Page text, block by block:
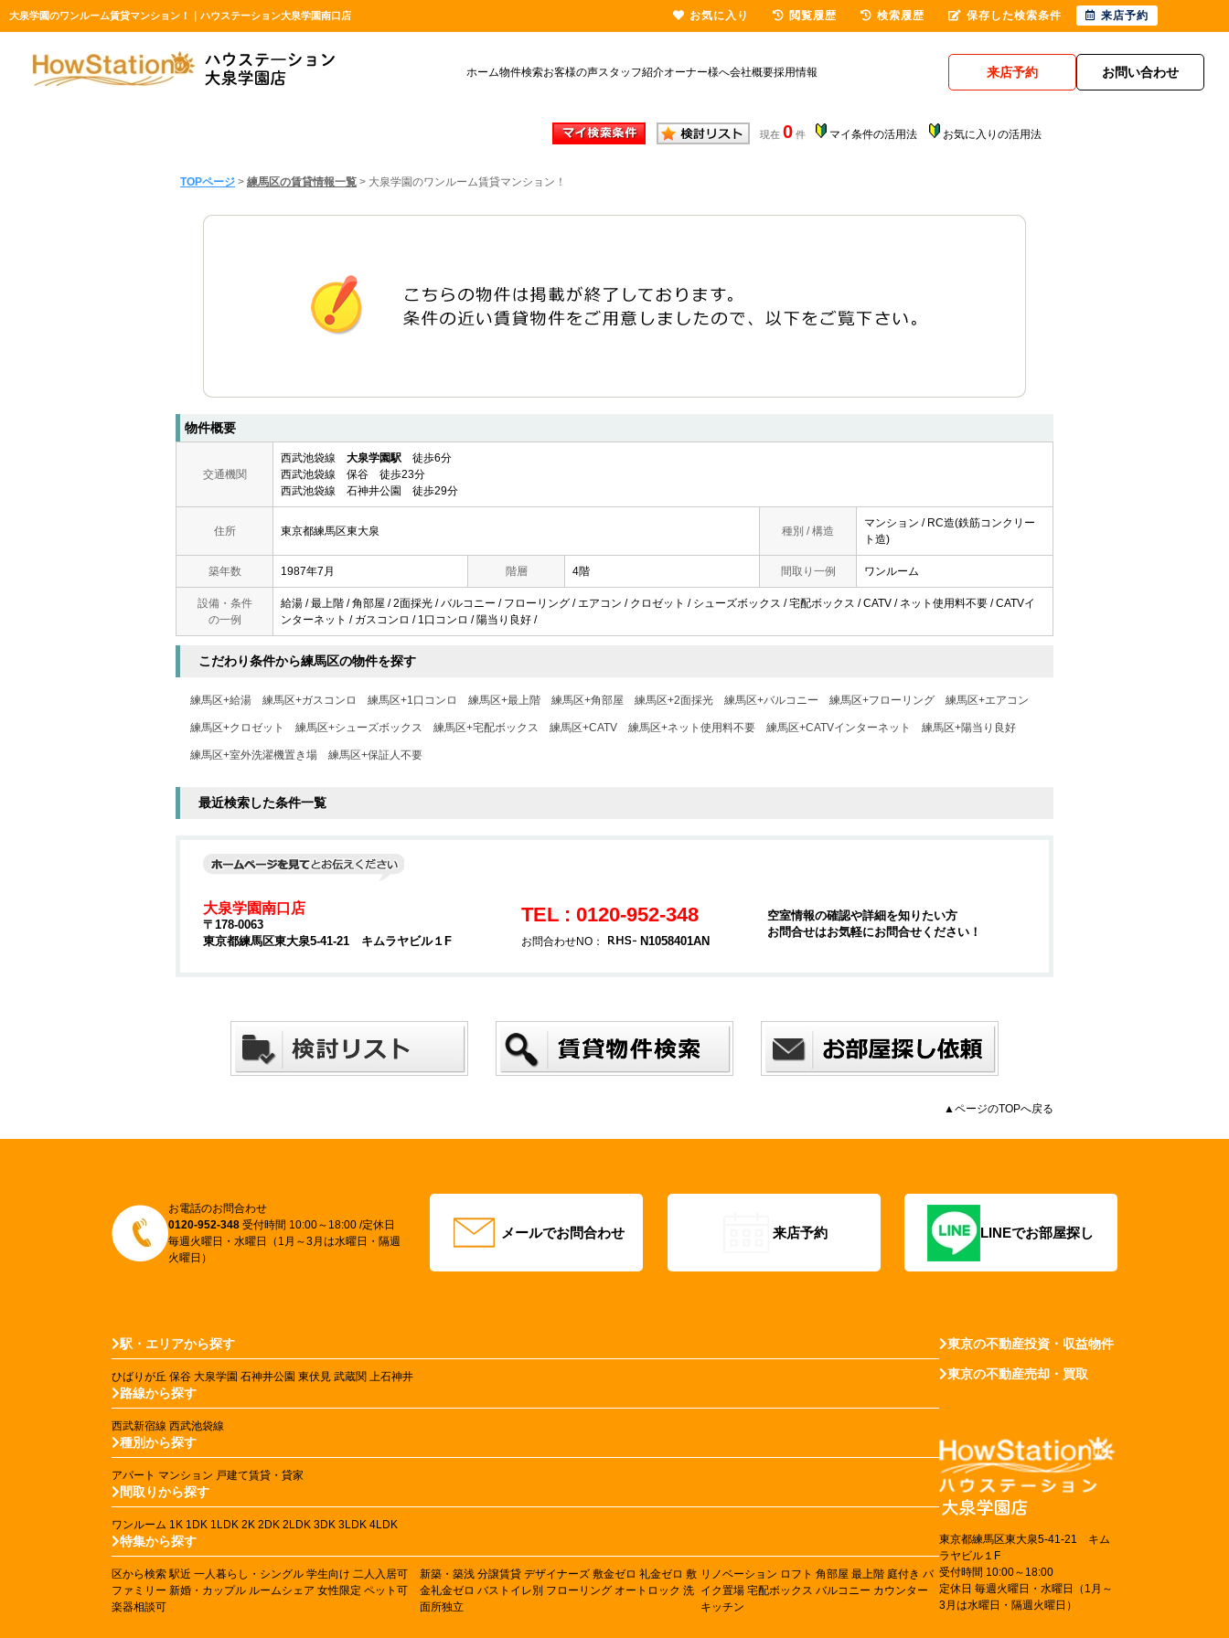
大泉学園のワンルーム賃貸マンション！｜ハウステーション大泉学園南口店
ホーム物件検索お客様の声スタッフ紹介オーナー様へ会社概要採用情報 来店予約 お問い合わせ
現在 0 件 マイ条件の活用法 お気に入りの活用法
TOPページ > 練馬区の賃貸情報一覧 > 大泉学園のワンルーム賃貸マンション！
物件概要
交通機関
西武池袋線 大泉学園駅 徒歩6分
西武池袋線 保谷 徒歩23分
西武池袋線 石神井公園 徒歩29分
住所 東京都練馬区東大泉 種別 / 構造
マンション / RC造(鉄筋コンクリー
ト造)
築年数 1987年7月 階層 4階 間取り一例 ワンルーム
設備・条件
の一例
給湯 / 最上階 / 角部屋 / 2面採光 / バルコニー / フローリング / エアコン / クロゼット / シューズボックス / 宅配ボックス / CATV / ネット使用料不要 / CATVイ
ンターネット / ガスコンロ / 1口コンロ / 陽当り良好 /
こだわり条件から練馬区の物件を探す
練馬区+給湯 練馬区+ガスコンロ 練馬区+1口コンロ 練馬区+最上階 練馬区+角部屋 練馬区+2面採光 練馬区+バルコニー 練馬区+フローリング 練馬区+エアコン
練馬区+クロゼット 練馬区+シューズボックス 練馬区+宅配ボックス 練馬区+CATV 練馬区+ネット使用料不要 練馬区+CATVインターネット 練馬区+陽当り良好
練馬区+室外洗濯機置き場 練馬区+保証人不要
最近検索した条件一覧
大泉学園南口店
〒178-0063
東京都練馬区東大泉5-41-21 キムラヤビル１F
TEL : 0120-952-348
お問合わせNO： N1058401AN
空室情報の確認や詳細を知りたい方
お問合せはお気軽にお問合せください！
▲ページのTOPへ戻る
お電話のお問合わせ
0120-952-348 受付時間 10:00～18:00 /定休日
毎週火曜日・水曜日（1月～3月は水曜日・隔週
火曜日）
メールでお問合わせ 来店予約 LINEでお部屋探し
駅・エリアから探す
ひばりが丘 保谷 大泉学園 石神井公園 東伏見 武蔵関 上石神井
路線から探す
西武新宿線 西武池袋線
種別から探す
アパート マンション 戸建て賃貸・貸家
間取りから探す
ワンルーム 1K 1DK 1LDK 2K 2DK 2LDK 3DK 3LDK 4LDK
特集から探す
区から検索 駅近 一人暮らし・シングル 学生向け 二人入居可
ファミリー 新婚・カップル ルームシェア 女性限定 ペット可
楽器相談可
新築・築浅 分譲賃貸 デザイナーズ 敷金ゼロ 礼金ゼロ 敷
金礼金ゼロ バストイレ別 フローリング オートロック 洗
面所独立
リノベーション ロフト 角部屋 最上階 庭付き バ
イク置場 宅配ボックス バルコニー カウンター
キッチン
東京の不動産投資・収益物件
東京の不動産売却・買取
東京都練馬区東大泉5-41-21 キム
ラヤビル１F
受付時間 10:00～18:00
定休日 毎週火曜日・水曜日（1月～
3月は水曜日・隔週火曜日）
お気に入り 閲覧履歴 検索履歴 保存した検索条件 来店予約